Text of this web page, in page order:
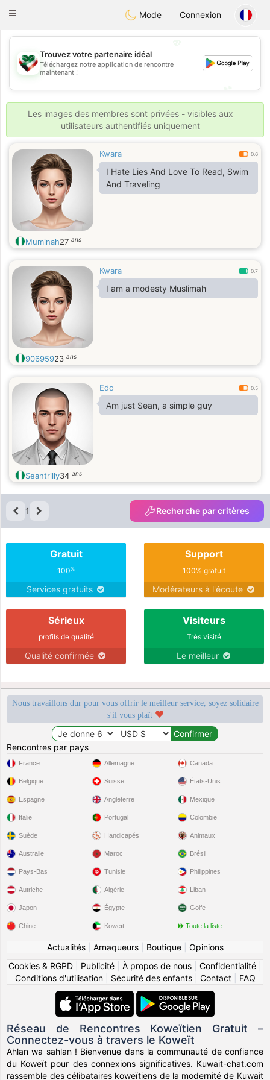
KuwaitChat
Toggle
Mode Connexion
💖
💕
Trouvez votre partenaire idéal
Téléchargez notre application de rencontre
maintenant !
Les images des membres sont privées - visibles aux
utilisateurs authentifiés uniquement
Kwara 0.6
I Hate Lies And Love To Read, Swim
And Traveling
Muminah27 ans
Kwara 0.7
I am a modesty Muslimah
90695923 ans
Edo 0.5
Am just Sean, a simple guy
Seantrilly34 ans
1 Recherche par critères
Gratuit
100%
Services gratuits
Support
100% gratuit
Modérateurs à l'écoute
Sérieux
profils de qualité
Qualité confirmée
Visiteurs
Très visité
Le meilleur
Nous travaillons dur pour vous offrir le meilleur service, soyez solidaire
s'il vous plaît
Rencontres par pays
France
Belgique
Espagne
Italie
Suède
Allemagne
Suisse
Angleterre
Portugal
Handicapés
Canada
États-Unis
Mexique
Colombie
Animaux
Australie
Pays-Bas
Autriche
Japon
Chine
Maroc
Tunisie
Algérie
Égypte
Koweït
Brésil
Philippines
Liban
Golfe
Toute la liste
Actualités| Arnaqueurs| Boutique| Opinions
Cookies & RGPD
Publicité À propos de nous Confidentialité
Conditions d'utilisation| Sécurité des enfants| Contact| FAQ
Réseau de Rencontres Koweïtien Gratuit –
Connectez-vous à travers le Koweït
Ahlan wa sahlan ! Bienvenue dans la communauté de confiance
du Koweït pour des connexions significatives. Kuwait-chat.com
rassemble des célibataires koweïtiens de la modernité de Kuwait